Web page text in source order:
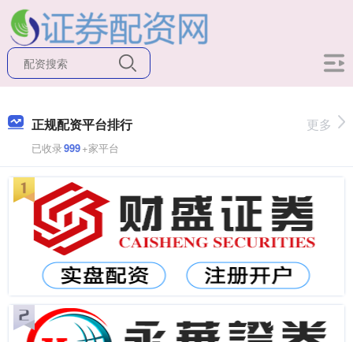
正规配资平台排行
已收录999+家平台
更多